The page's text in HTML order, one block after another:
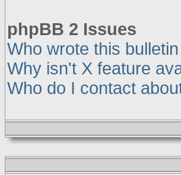
phpBB 2 Issues
Who wrote this
Why isn't X feature
Who do I contact